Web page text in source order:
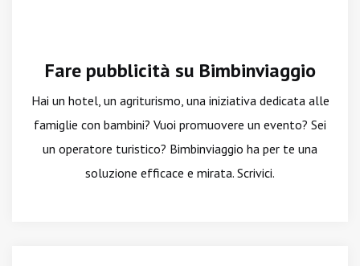
Fare pubblicità su Bimbinviaggio
Hai un hotel, un agriturismo, una iniziativa dedicata alle
famiglie con bambini? Vuoi promuovere un evento? Sei
un operatore turistico? Bimbinviaggio ha per te una
soluzione efficace e mirata. Scrivici.